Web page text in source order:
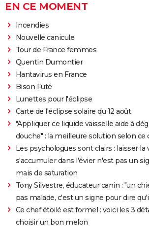
EN CE MOMENT
Incendies
Nouvelle canicule
Tour de France femmes
Quentin Dumontier
Hantavirus en France
Bison Futé
Lunettes pour l'éclipse
Carte de l'éclipse solaire du 12 août
"Appliquer ce liquide vaisselle aide à
douche" : la meilleure solution selon
Les psychologues sont clairs : laisser la
s'accumuler dans l'évier n'est pas un
mais de saturation
Tony Silvestre, éducateur canin : "un
pas malade, c'est un signe pour dire
Ce chef étoilé est formel : voici les 3
choisir un bon melon